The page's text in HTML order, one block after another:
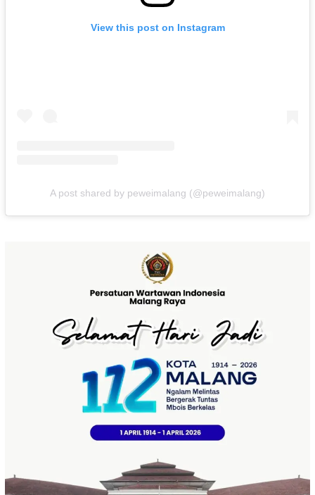
View this post on Instagram
A post shared by peweimalang (@peweimalang)